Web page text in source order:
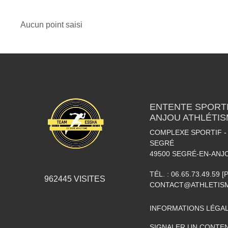
Aucun point saisi
962445 VISITES
ENTENTE
ANJOU
COMPLEXE SPORTIF
SEGRÉ
49500 SEGRÉ-EN-
TÉL. : 06.65.73.49.59
INFORMATIONS